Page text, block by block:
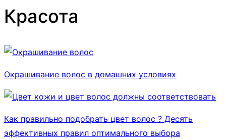
Красота
Окрашивание волос в домашних условиях
Как правильно подобрать цвет волос ? Десять
эффективных правил оптимального выбора